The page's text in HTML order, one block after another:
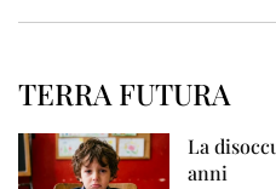
TERRA FUTURA
La
anni